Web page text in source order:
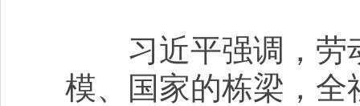
习近平强调，劳
模、国家的栋梁，